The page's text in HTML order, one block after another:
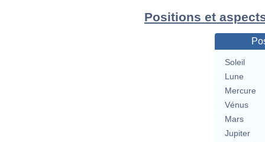
Positions et
Soleil
Lune
Mercure
Vénus
Mars
Jupiter